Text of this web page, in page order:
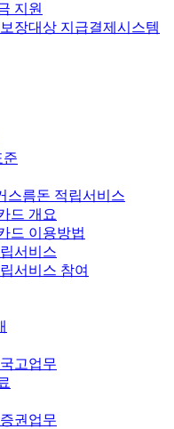
지원
장대상 지급결제시스템
준
스름돈 적립서비스
드 개요
드 이용방법
서비스
서비스 참여
고업무
권업무